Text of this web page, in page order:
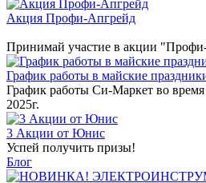
Акция Профи-Апгрейд
Принимай участие в акции
График работы в майские
График работы Си-Маркет во
2025г.
3 Акции от Юнис
Успей получить призы!
Блог